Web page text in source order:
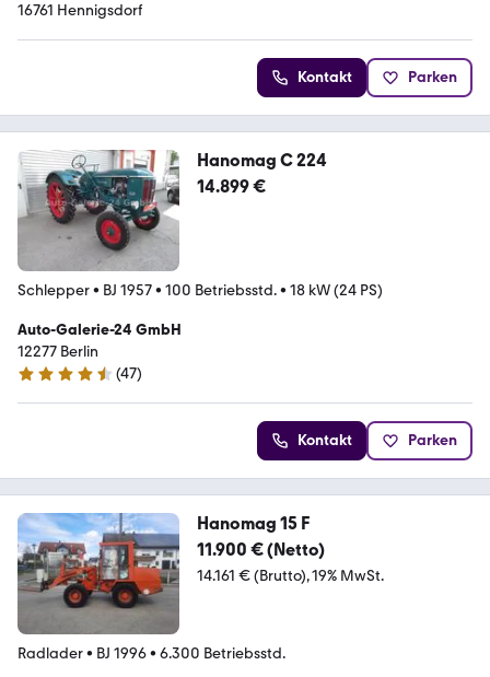
16761 Hennigsdorf
Kontakt Parken
Hanomag C 224
14.899 €
Schlepper• BJ 1957• 100 Betriebsstd.• 18 kW (24 PS)
Auto-Galerie-24 GmbH
12277 Berlin
4.4 Sterne
(47)
Kontakt Parken
Hanomag 15 F
11.900 € (Netto)
14.161 € (Brutto) 19% MwSt.
Radlader• BJ 1996• 6.300 Betriebsstd.